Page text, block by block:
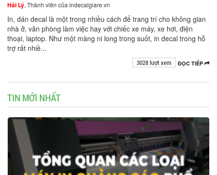
Hải Lý, Thành viên của indecalgiare.vn
In, dán decal là một trong nhiều cách để trang trí cho không gian
nhà ở, văn phòng làm việc hay với chiếc xe máy, xe hơi, điện
thoại, laptop. Như một màng ni long trong suốt, in decal trong hỗ
trợ rất nhiề...
ĐỌC TIẾP
3028 lượt xem
TIN MỚI NHẤT